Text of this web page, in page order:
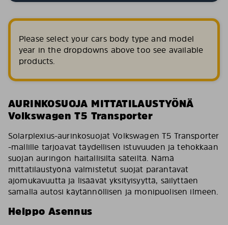
Please select your cars body type and model
year in the dropdowns above too see available
products.
AURINKOSUOJA MITTATILAUSTYÖNÄ
Volkswagen T5 Transporter
Solarplexius-aurinkosuojat Volkswagen T5 Transporter
-mallille tarjoavat täydellisen istuvuuden ja tehokkaan
suojan auringon haitallisilta säteiltä. Nämä
mittatilaustyönä valmistetut suojat parantavat
ajomukavuutta ja lisäävät yksityisyyttä, säilyttäen
samalla autosi käytännöllisen ja monipuolisen ilmeen.
Helppo Asennus